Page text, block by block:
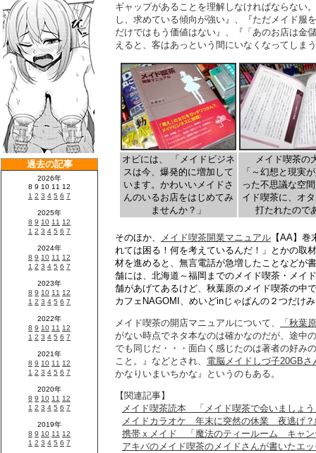
ギャップがあることを理解しなければならない
し、求めている傾向が強い』、『ただメイド服
だけではもう価値はない』、『「あのお店は金
えると、客はあっという間にいなくなってしま
オビには、 「メイドビジネ
スは今、爆発的に増加して
います。かわいいメイドさ
んのいるお店をはじめてみ
ませんか？」
メイド喫茶の
「～幻想と現実
った不思議な空
イド喫茶に、オ
打たれたので
そのほか、 メイド喫茶開業マニュアル 【AA】
れては困る！何を考えているんだ！」とかの取
材を進めると、無言電話が急増したことなどが
舗には、北海道～福岡までのメイド喫茶・メイ
舗があげてあるけど、秋葉原のメイド喫茶の中
カフェNAGOMI、めいどinじゃぱんの２つだけ
メイド喫茶の開店マニュアルについて、
「秋葉
がない時点でネタ本なのは確かなのだが、途中
でも同じだ・・・面白く感じたのは著者の好み
こと。』などとされ、 電脳メイドしづ子20GBさ
かなりいまいちかな』というのもある。
【関連記事】
メイド喫茶読本 「メイド喫茶で会いましょ
メイドカラオケ 年末に突然の休業 夜逃げ？
携帯ｘメイド 「魔法のティールーム キャン
アキバのメイド喫茶のメイドさんが書いたエ